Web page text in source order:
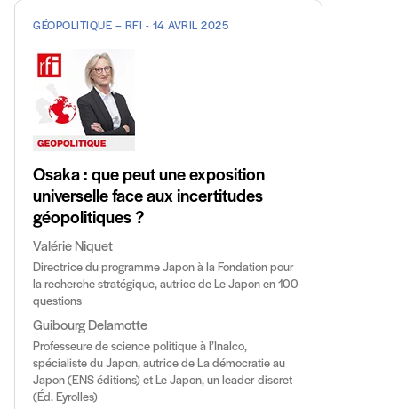
GÉOPOLITIQUE – RFI - 14 AVRIL 2025
Osaka : que peut une exposition
universelle face aux incertitudes
géopolitiques ?
Valérie Niquet
Directrice du programme Japon à la Fondation pour
la recherche stratégique, autrice de Le Japon en 100
questions
Guibourg Delamotte
Professeure de science politique à l’Inalco,
spécialiste du Japon, autrice de La démocratie au
Japon (ENS éditions) et Le Japon, un leader discret
(Éd. Eyrolles)